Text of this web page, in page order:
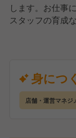
します。お仕事
スタッフの育成
類のアイスク
さまに喜んでい
身につ
店舗・運営マネジ